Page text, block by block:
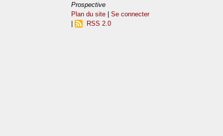
Prospective
Plan du site |Se connecter
RSS 2.0